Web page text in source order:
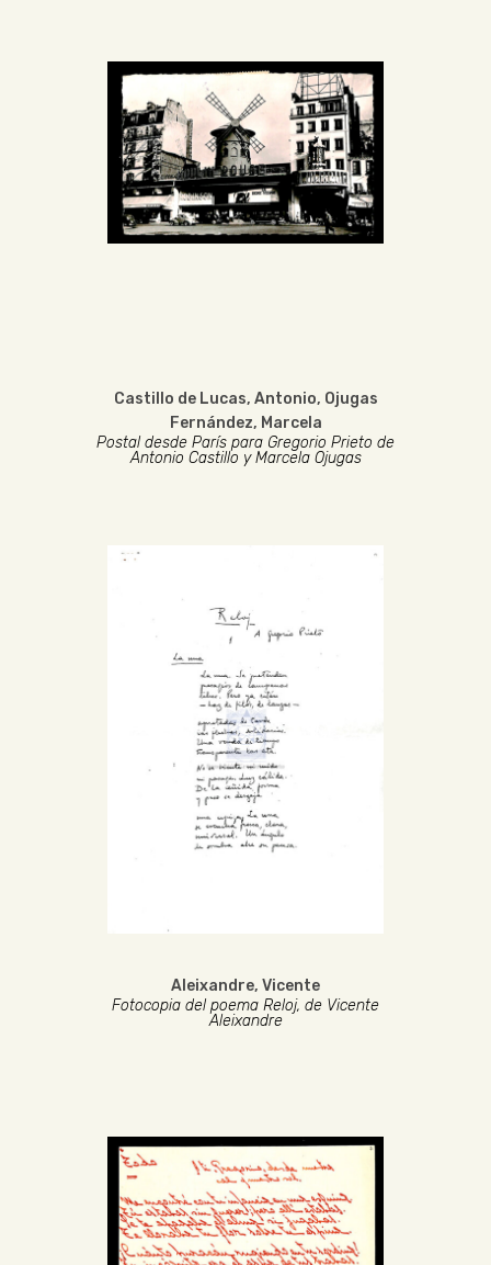
Castillo de Lucas, Antonio, Ojugas
Fernández, Marcela
Postal desde París para Gregorio Prieto de
Antonio Castillo y Marcela Ojugas
Aleixandre, Vicente
Fotocopia del poema Reloj, de Vicente
Aleixandre